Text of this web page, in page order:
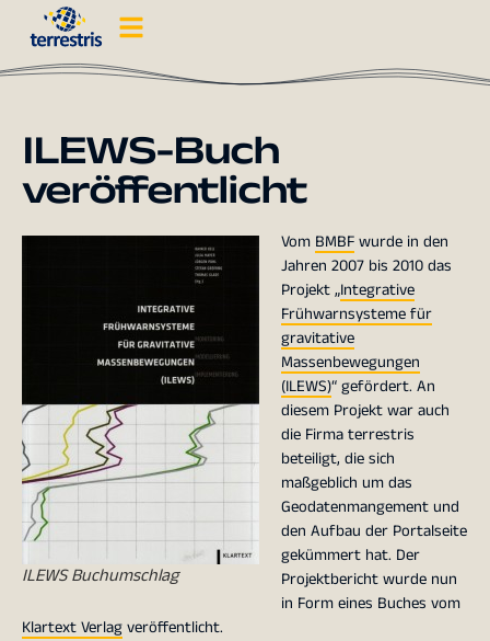
ILEWS-Buch
veröffentlicht
ILEWS Buchumschlag
Vom BMBFwurde in den
Jahren 2007 bis 2010 das
Projekt „Integrative
Frühwarnsysteme für
gravitative
Massenbewegungen
(ILEWS)“ gefördert. An
diesem Projekt war auch
die Firma terrestris
beteiligt, die sich
maßgeblich um das
Geodatenmangement und
den Aufbau der Portalseite
gekümmert hat. Der
Projektbericht wurde nun
in Form eines Buches vom
Klartext Verlagveröffentlicht.